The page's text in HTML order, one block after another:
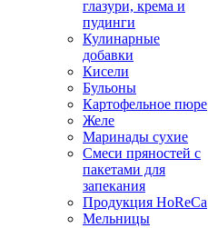
глазури, крема и
пудинги
Кулинарные
добавки
Кисели
Бульоны
Картофельное пюре
Желе
Маринады сухие
Смеси пряностей с
пакетами для
запекания
Продукция HoReCa
Мельницы